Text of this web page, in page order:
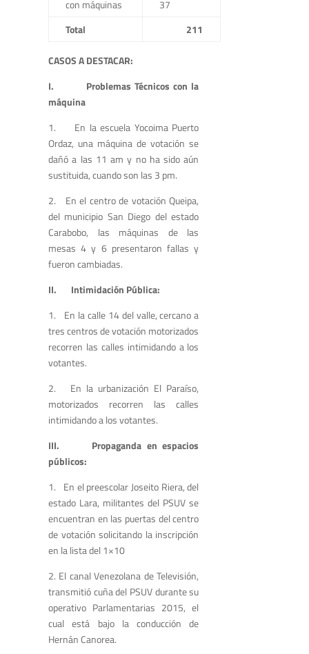
con máquinas
37
Total
211
CASOS A DESTACAR:
I. Problemas Técnicos con la
máquina
1. En la escuela Yocoima Puerto
Ordaz, una máquina de votación se
dañó a las 11 am y no ha sido aún
sustituida, cuando son las 3 pm.
2. En el centro de votación Queipa,
del municipio San Diego del estado
Carabobo, las máquinas de las
mesas 4 y 6 presentaron fallas y
fueron cambiadas.
II. Intimidación Pública:
1. En la calle 14 del valle, cercano a
tres centros de votación motorizados
recorren las calles intimidando a los
votantes.
2. En la urbanización El Paraíso,
motorizados recorren las calles
intimidando a los votantes.
III. Propaganda en espacios
públicos:
1. En el preescolar Joseito Riera, del
estado Lara, militantes del PSUV se
encuentran en las puertas del centro
de votación solicitando la inscripción
en la lista del 1×10
2. El canal Venezolana de Televisión,
transmitió cuña del PSUV durante su
operativo Parlamentarias 2015, el
cual está bajo la conducción de
Hernán Canorea.